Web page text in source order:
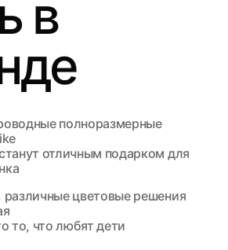
в
полноразмерные
отличным подарком для
различные цветовые решения
то, что любят дети